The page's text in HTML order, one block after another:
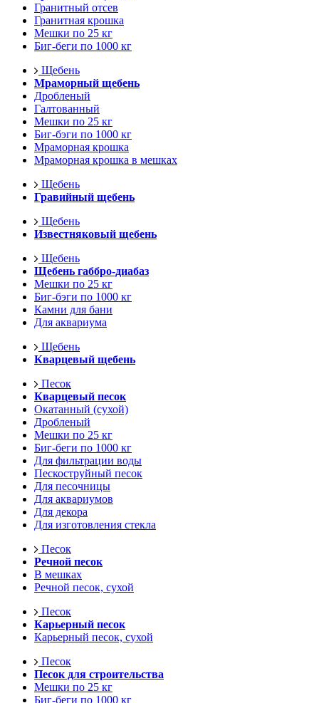
Гранитный отсев
Гранитная крошка
Мешки по 25 кг
Биг-беги по 1000 кг
Щебень
Мраморный щебень
Дробленый
Галтованный
Мешки по 25 кг
Биг-бэги по 1000 кг
Мраморная крошка
Мраморная крошка в мешках
Щебень
Гравийный щебень
Щебень
Известняковый щебень
Щебень
Щебень габбро-диабаз
Мешки по 25 кг
Биг-бэги по 1000 кг
Камни для бани
Для аквариума
Щебень
Кварцевый щебень
Песок
Кварцевый песок
Окатанный (сухой)
Дробленый
Мешки по 25 кг
Биг-беги по 1000 кг
Для фильтрации воды
Пескоструйный песок
Для песочницы
Для аквариумов
Для декора
Для изготовления стекла
Песок
Речной песок
В мешках
Речной песок, сухой
Песок
Карьерный песок
Карьерный песок, сухой
Песок
Песок для строительства
Мешки по 25 кг
Биг-беги по 1000 кг